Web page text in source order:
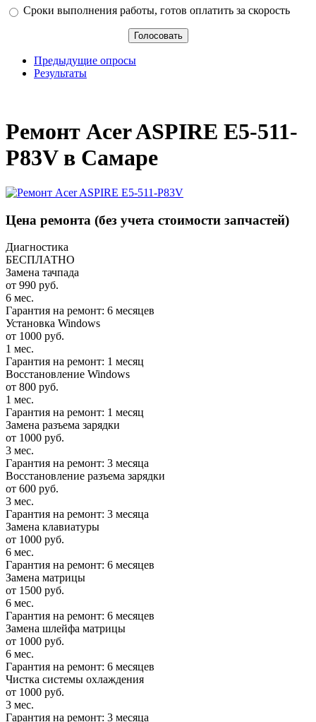
Сроки выполнения работы, готов оплатить за скорость
Предыдущие опросы
Результаты
Ремонт Acer ASPIRE E5-511-
P83V в Самаре
Цена ремонта (без учета стоимости запчастей)
Диагностика
БЕСПЛАТНО
Замена тачпада
от 990 руб.
6 мес.
Гарантия на ремонт: 6 месяцев
Установка Windows
от 1000 руб.
1 мес.
Гарантия на ремонт: 1 месяц
Восстановление Windows
от 800 руб.
1 мес.
Гарантия на ремонт: 1 месяц
Замена разъема зарядки
от 1000 руб.
3 мес.
Гарантия на ремонт: 3 месяца
Восстановление разъема зарядки
от 600 руб.
3 мес.
Гарантия на ремонт: 3 месяца
Замена клавиатуры
от 1000 руб.
6 мес.
Гарантия на ремонт: 6 месяцев
Замена матрицы
от 1500 руб.
6 мес.
Гарантия на ремонт: 6 месяцев
Замена шлейфа матрицы
от 1000 руб.
6 мес.
Гарантия на ремонт: 6 месяцев
Чистка системы охлаждения
от 1000 руб.
3 мес.
Гарантия на ремонт: 3 месяца